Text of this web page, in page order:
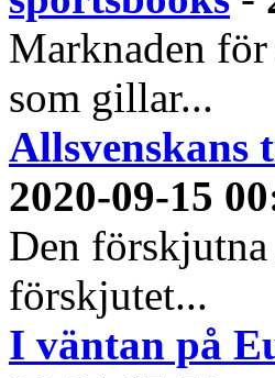
Marknaden
som gillar...
Allsvenskans
2020-09-15
Den förskjutna
förskjutet...
I väntan på